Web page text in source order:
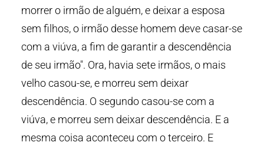
morrer o irmão de alguém, e deixar a esposa
sem filhos, o irmão desse homem deve casar-se
com a viúva, a fim de garantir a descendência
de seu irmão". Ora, havia sete irmãos, o mais
velho casou-se, e morreu sem deixar
descendência. O segundo casou-se com a
viúva, e morreu sem deixar descendência. E a
mesma coisa aconteceu com o terceiro. E